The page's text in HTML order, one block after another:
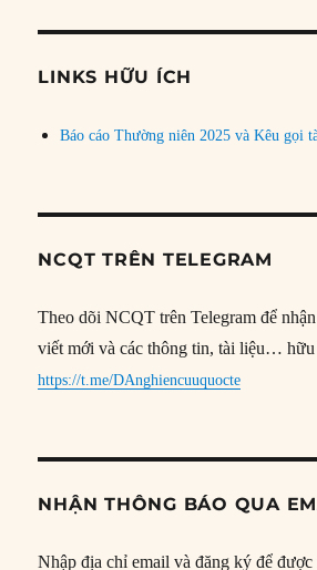
đề
LINKS HỮU ÍCH
Báo cáo Thường niên 2025 và Kêu gọi
NCQT TRÊN TELEGRAM
Theo dõi NCQT trên Telegram để
viết mới và các thông tin, tài liệu… hữu
https://t.me/DAnghiencuuquocte
NHẬN THÔNG BÁO QUA
Nhập địa chỉ email và đăng ký để